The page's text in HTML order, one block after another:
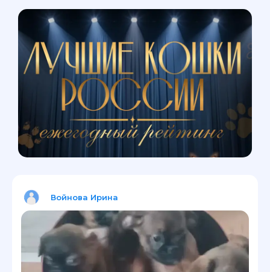
Войнова Ирина